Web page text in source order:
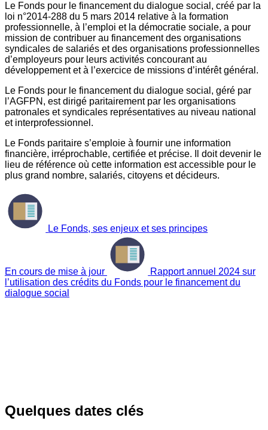
Le Fonds pour le financement du dialogue social, créé par la
loi n°2014-288 du 5 mars 2014 relative à la formation
professionnelle, à l’emploi et la démocratie sociale, a pour
mission de contribuer au financement des organisations
syndicales de salariés et des organisations professionnelles
d’employeurs pour leurs activités concourant au
développement et à l’exercice de missions d’intérêt général.
Le Fonds pour le financement du dialogue social, géré par
l’AGFPN, est dirigé paritairement par les organisations
patronales et syndicales représentatives au niveau national
et interprofessionnel.
Le Fonds paritaire s’emploie à fournir une information
financière, irréprochable, certifiée et précise. Il doit devenir le
lieu de référence où cette information est accessible pour le
plus grand nombre, salariés, citoyens et décideurs.
Le Fonds, ses enjeux et ses principes
En cours de mise à jour
Rapport annuel 2024 sur
l’utilisation des crédits du Fonds pour le financement du
dialogue social
Quelques dates clés